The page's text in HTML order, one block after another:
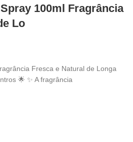
100ml Fragrância
Lo
Fresca e Natural de Longa
🌟 ✨ A fragrância